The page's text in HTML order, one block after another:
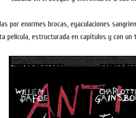
por enormes brocas, eyaculaciones
película, estructurada en capítulos y con un